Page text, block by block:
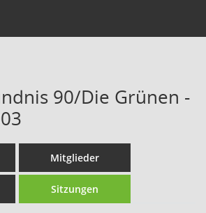
90/Die Grünen -
Mitglieder
Sitzungen